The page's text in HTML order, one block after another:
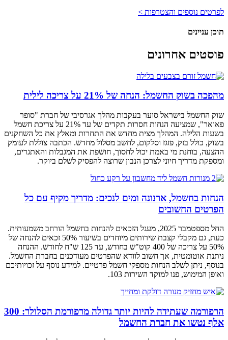
לפרטים נוספים והצטרפות >
תוכן עניינים
פוסטים אחרונים
מהפכה בשוק החשמל: הנחה של 21% על צריכה לילית
שוק החשמל בישראל סוער בעקבות מהלך אגרסיבי של חברת "סופר
פאואר", שמציעה הנחות חסרות תקדים של עד 21% על צריכת חשמל
בשעות הלילה. המהלך מצית מחדש את התחרות ומאלץ את כל השחקנים
בשוק, כולל בזק, פזגז וסלקום, לחשב מסלול מחדש. הכתבה צוללת לעומק
ההצעה, בוחנת מי באמת יכול לחסוך, חושפת את המגבלות והאתגרים,
ומספקת מדריך חיוני לצרכן הנבון שרוצה להפסיק לשלם ביוקר.
הנחות בחשמל, ארנונה ומים לנכים: מדריך מקיף עם כל
הפרטים החשובים
החל מספטמבר 2025, מעגל הזכאים להנחות בחשמל הורחב משמעותית.
כעת, גם מקבלי קצבת שירותים מיוחדים בשיעור 50% זכאים להנחה של
50% על צריכה של 400 קוט"ש בחודש, עד 125 ש"ח לחודש. ההנחה
ניתנת אוטומטית, אך חשוב לוודא שהפרטים מעודכנים בחברת החשמל.
בנוסף, ניתן לשלב הנחות מספקי חשמל פרטיים. למידע נוסף על זכויותיכם
ואופן המימוש, פנו למוקד השירות 103.
הרפורמה שעתידה להיות יותר גדולה מרפורמת הסלולר: 300
אלף נטשו את חברת החשמל